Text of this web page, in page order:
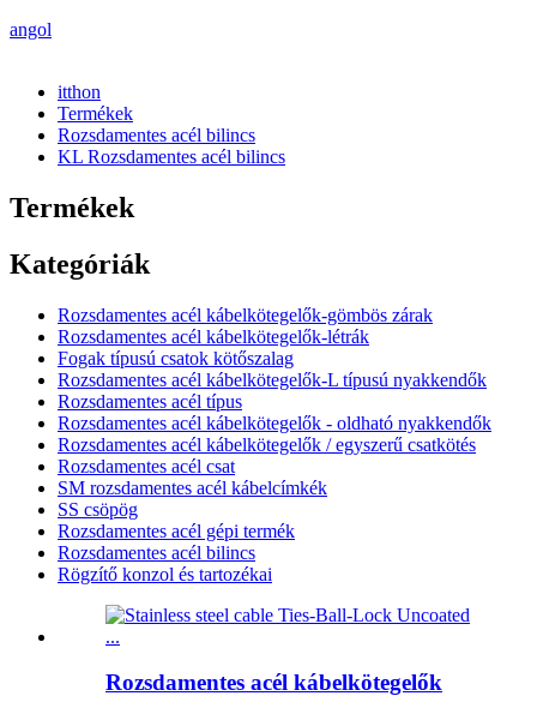
angol
itthon
Termékek
Rozsdamentes acél bilincs
KL Rozsdamentes acél bilincs
Termékek
Kategóriák
Rozsdamentes acél kábelkötegelők-gömbös zárak
Rozsdamentes acél kábelkötegelők-létrák
Fogak típusú csatok kötőszalag
Rozsdamentes acél kábelkötegelők-L típusú nyakkendők
Rozsdamentes acél típus
Rozsdamentes acél kábelkötegelők - oldható nyakkendők
Rozsdamentes acél kábelkötegelők / egyszerű csatkötés
Rozsdamentes acél csat
SM rozsdamentes acél kábelcímkék
SS csöpög
Rozsdamentes acél gépi termék
Rozsdamentes acél bilincs
Rögzítő konzol és tartozékai
Rozsdamentes acél kábelkötegelők